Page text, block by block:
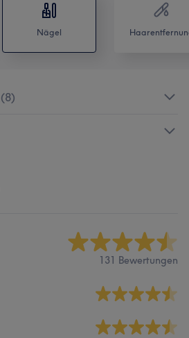
Nägel
(8)
131 Bewertungen